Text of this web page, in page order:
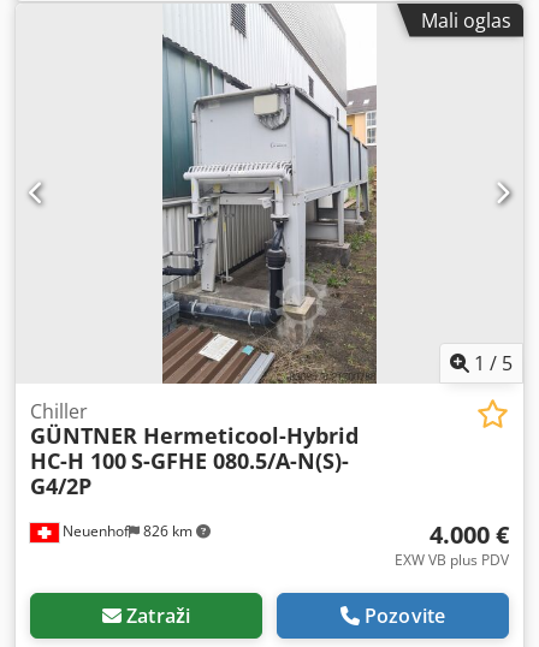
Mali oglas
1 / 5
Neuenhof 826 km
Chiller
GÜNTNER Hermeticool-Hybrid
HC-H 100S-GFHE 080.5/A-N(S)-
G4/2P
4.000 €
EXW VB plus PDV
Zatraži Pozovite